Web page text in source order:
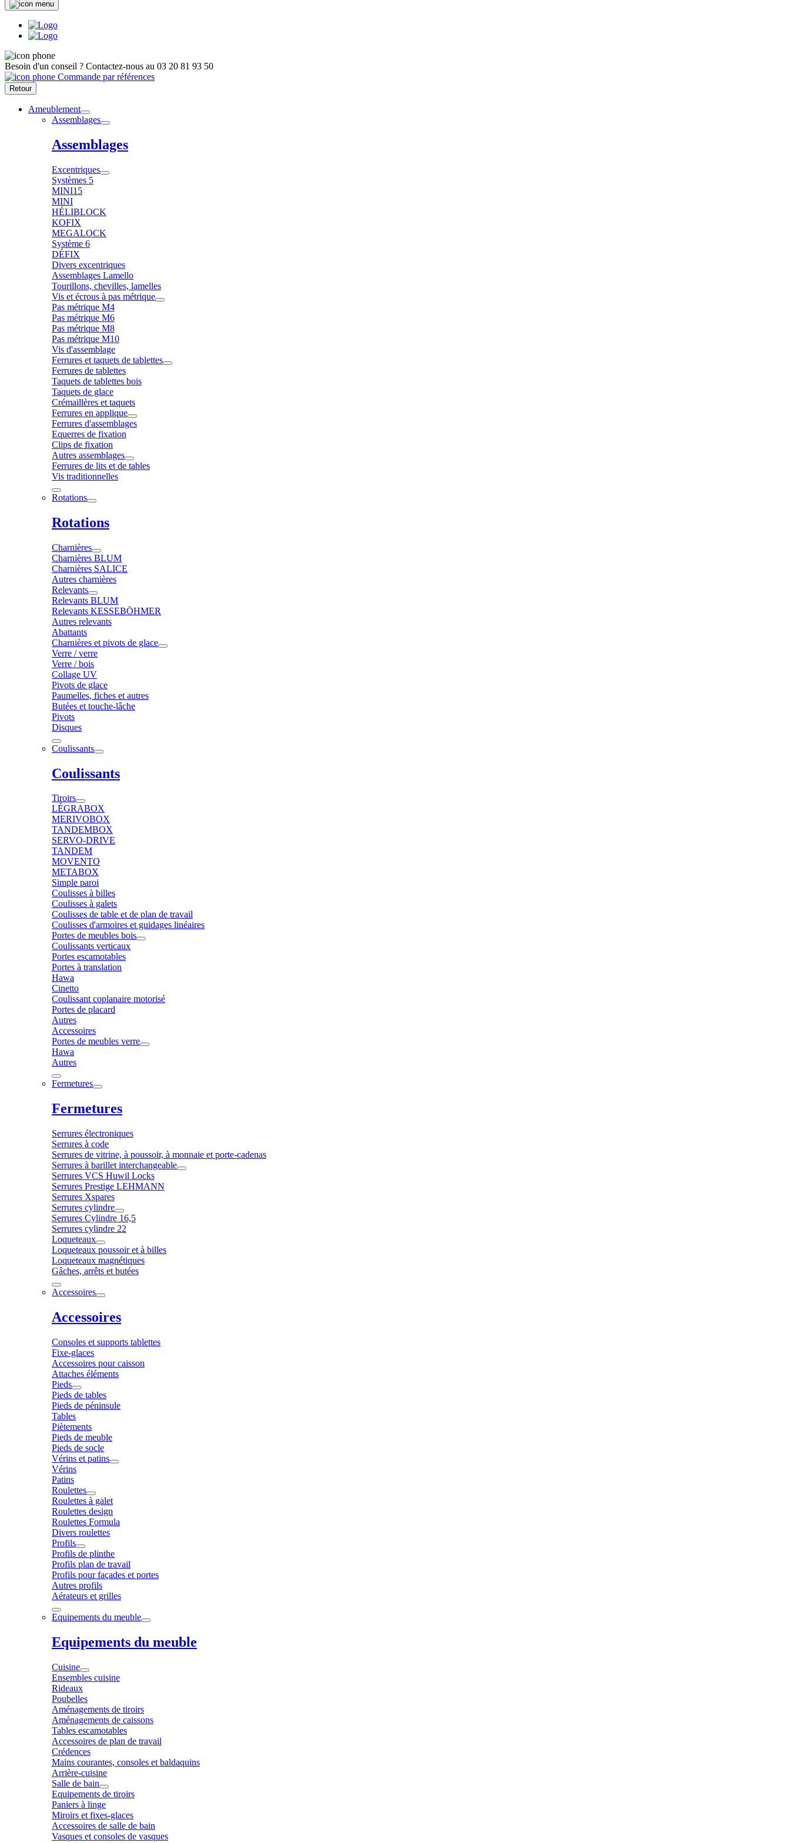
Besoin d'un conseil ? Contactez-nous au 03 20 81 93 50
Commande par références
Retour
Ameublement
Assemblages
Assemblages
Excentriques
Systèmes 5
MINI15
MINI
HÉLIBLOCK
KOFIX
MEGALOCK
Système 6
DÉFIX
Divers excentriques
Assemblages Lamello
Tourillons, chevilles, lamelles
Vis et écrous à pas métrique
Pas métrique M4
Pas métrique M6
Pas métrique M8
Pas métrique M10
Vis d'assemblage
Ferrures et taquets de tablettes
Ferrures de tablettes
Taquets de tablettes bois
Taquets de glace
Crémaillères et taquets
Ferrures en applique
Ferrures d'assemblages
Equerres de fixation
Clips de fixation
Autres assemblages
Ferrures de lits et de tables
Vis traditionnelles
Rotations
Rotations
Charnières
Charnières BLUM
Charnières SALICE
Autres charnières
Relevants
Relevants BLUM
Relevants KESSEBÖHMER
Autres relevants
Abattants
Charnières et pivots de glace
Verre / verre
Verre / bois
Collage UV
Pivots de glace
Paumelles, fiches et autres
Butées et touche-lâche
Pivots
Disques
Coulissants
Coulissants
Tiroirs
LÉGRABOX
MERIVOBOX
TANDEMBOX
SERVO-DRIVE
TANDEM
MOVENTO
METABOX
Simple paroi
Coulisses à billes
Coulisses à galets
Coulisses de table et de plan de travail
Coulisses d'armoires et guidages linéaires
Portes de meubles bois
Coulissants verticaux
Portes escamotables
Portes à translation
Hawa
Cinetto
Coulissant coplanaire motorisé
Portes de placard
Autres
Accessoires
Portes de meubles verre
Hawa
Autres
Fermetures
Fermetures
Serrures électroniques
Serrures à code
Serrures de vitrine, à poussoir, à monnaie et porte-cadenas
Serrures à barillet interchangeable
Serrures VCS Huwil Locks
Serrures Prestige LEHMANN
Serrures Xspares
Serrures cylindre
Serrures Cylindre 16,5
Serrures cylindre 22
Loqueteaux
Loqueteaux poussoir et à billes
Loqueteaux magnétiques
Gâches, arrêts et butées
Accessoires
Accessoires
Consoles et supports tablettes
Fixe-glaces
Accessoires pour caisson
Attaches éléments
Pieds
Pieds de tables
Pieds de péninsule
Tables
Piètements
Pieds de meuble
Pieds de socle
Vérins et patins
Vérins
Patins
Roulettes
Roulettes à galet
Roulettes design
Roulettes Formula
Divers roulettes
Profils
Profils de plinthe
Profils plan de travail
Profils pour façades et portes
Autres profils
Aérateurs et grilles
Equipements du meuble
Equipements du meuble
Cuisine
Ensembles cuisine
Rideaux
Poubelles
Aménagements de tiroirs
Aménagements de caissons
Tables escamotables
Accessoires de plan de travail
Crédences
Mains courantes, consoles et baldaquins
Arrière-cuisine
Salle de bain
Equipements de tiroirs
Paniers à linge
Miroirs et fixes-glaces
Accessoires de salle de bain
Vasques et consoles de vasques